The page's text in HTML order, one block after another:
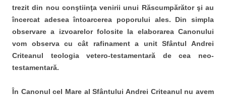
trezit din nou conştiinţa venirii unui Răscumpărător şi au
încercat adesea întoarcerea poporului ales. Din simpla
observare a izvoarelor folosite la elaborarea Canonului
vom observa cu cât rafinament a unit Sfântul Andrei
Criteanul teologia vetero-testamentară de cea neo-
testamentară.
În Canonul cel Mare al Sfântului Andrei Criteanul nu avem